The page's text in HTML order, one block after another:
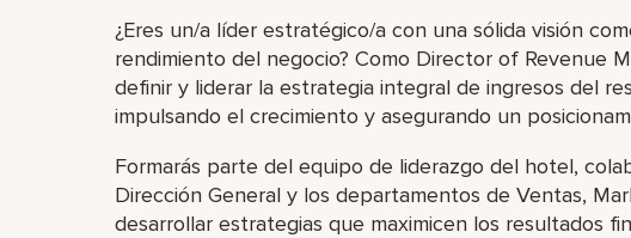
¿Eres un/a líder estratégico/a con una sólida visión
rendimiento del negocio? Como Director of Revenue
definir y liderar la estrategia integral de ingresos del
impulsando el crecimiento y asegurando un
Formarás parte del equipo de liderazgo del hotel,
Dirección General y los departamentos de Ventas,
desarrollar estrategias que maximicen los resultados